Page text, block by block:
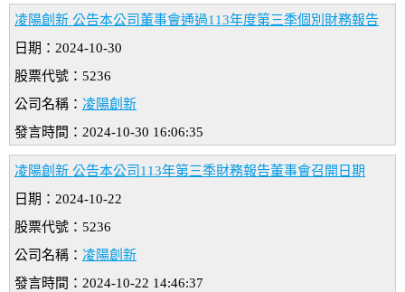
凌陽創新 公告本公司董事會通過113年度第三季個別財務報告
日期：2024-10-30
股票代號：5236
公司名稱： 凌陽創新
發言時間：2024-10-30 16:06:35
凌陽創新 公告本公司113年第三季財務報告董事會召開日期
日期：2024-10-22
股票代號：5236
公司名稱： 凌陽創新
發言時間：2024-10-22 14:46:37